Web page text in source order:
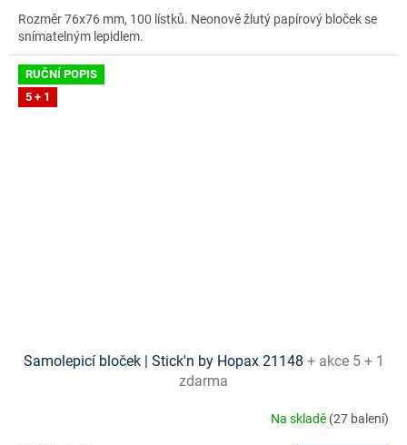
Rozměr 76x76 mm, 100 lístků. Neonově žlutý papírový bloček se
snímatelným lepidlem.
RUČNÍ POPIS
5 + 1
Samolepicí bloček | Stick'n by Hopax 21148 + akce 5 + 1
zdarma
Na skladě (27 balení)